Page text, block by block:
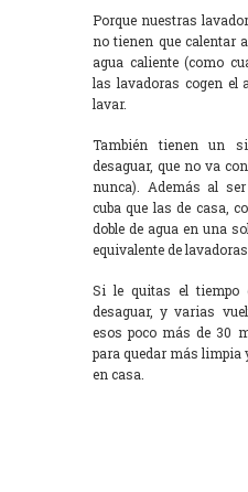
Porque nuestras
no tienen que calentar
agua caliente (como
las lavadoras cogen el
lavar.
También tienen un
desaguar, que no va
nunca). Además al
cuba que las de casa,
doble de agua en una
equivalente de
Si le quitas el tiempo
desaguar, y varias
esos poco más de 30
para quedar más limpia
en casa.